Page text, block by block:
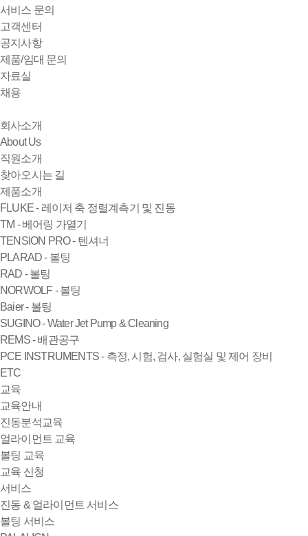
서비스 문의
고객센터
공지사항
제품/임대 문의
자료실
채용
회사소개
About Us
직원소개
찾아오시는 길
제품소개
FLUKE - 레이저 축 정렬계측기 및 진동
TM - 베어링 가열기
TENSION PRO - 텐셔너
PLARAD - 볼팅
RAD - 볼팅
NORWOLF - 볼팅
Baier - 볼팅
SUGINO - Water Jet Pump & Cleaning
REMS - 배관공구
PCE INSTRUMENTS - 측정, 시험, 검사, 실험실 및 제어 장비
ETC
교육
교육안내
진동분석교육
얼라이먼트 교육
볼팅 교육
교육 신청
서비스
진동 & 얼라이먼트 서비스
볼팅 서비스